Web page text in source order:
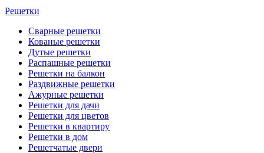
Решетки
Сварные решетки
Кованые решетки
Дутые решетки
Распашные решетки
Решетки на балкон
Раздвижные решетки
Ажурные решетки
Решетки для дачи
Решетки для цветов
Решетки в квартиру
Решетки в дом
Решетчатые двери